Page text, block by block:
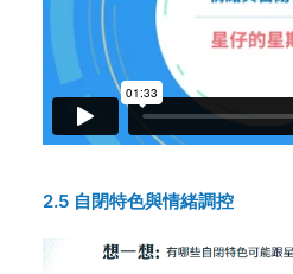
2.5 自閉特色與情緒調控